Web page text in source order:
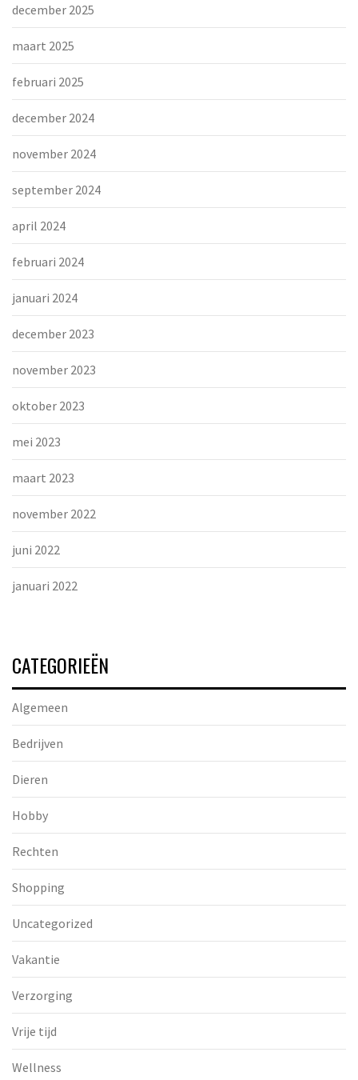
december 2025
maart 2025
februari 2025
december 2024
november 2024
september 2024
april 2024
februari 2024
januari 2024
december 2023
november 2023
oktober 2023
mei 2023
maart 2023
november 2022
juni 2022
januari 2022
CATEGORIEËN
Algemeen
Bedrijven
Dieren
Hobby
Rechten
Shopping
Uncategorized
Vakantie
Verzorging
Vrije tijd
Wellness